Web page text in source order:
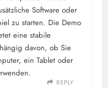
Software oder
zu starten. Die Demo
eine stabile
davon, ob Sie
ein Tablet oder
REPLY